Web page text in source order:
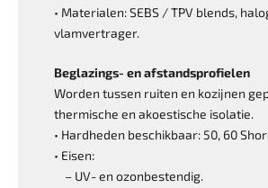
• Materialen: SEBS / TPV blends,
vlamvertrager.
Beglazings- en afstandsprofielen
Worden tussen ruiten en kozijnen
thermische en akoestische isolatie.
• Hardheden beschikbaar: 50, 60
• Eisen:
– UV- en ozonbestendig.